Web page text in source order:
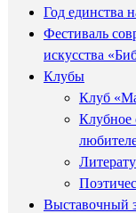
Год единства
Фестиваль
искусства
Клубы
Клуб
Клубное
Выставочный